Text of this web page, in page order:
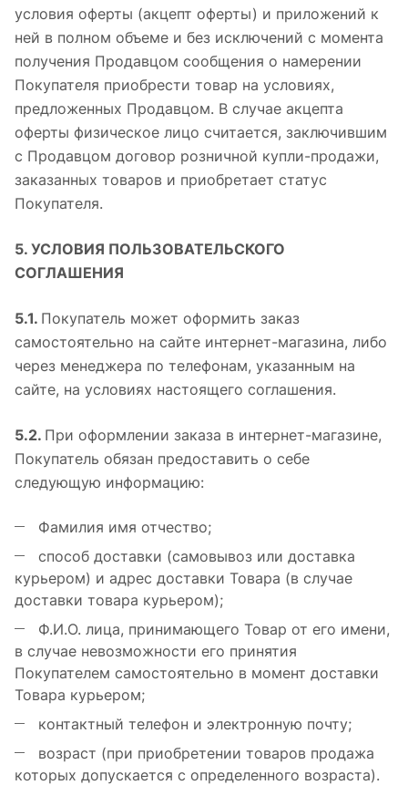
условия оферты (акцепт оферты) и приложений к
ней в полном объеме и без исключений с момента
получения Продавцом сообщения о намерении
Покупателя приобрести товар на условиях,
предложенных Продавцом. В случае акцепта
оферты физическое лицо считается, заключившим
с Продавцом договор розничной купли-продажи,
заказанных товаров и приобретает статус
Покупателя.
5. УСЛОВИЯ ПОЛЬЗОВАТЕЛЬСКОГО
СОГЛАШЕНИЯ
5.1. Покупатель может оформить заказ
самостоятельно на сайте интернет-магазина, либо
через менеджера по телефонам, указанным на
сайте, на условиях настоящего соглашения.
5.2. При оформлении заказа в интернет-магазине,
Покупатель обязан предоставить о себе
следующую информацию:
Фамилия имя отчество;
способ доставки (самовывоз или доставка
курьером) и адрес доставки Товара (в случае
доставки товара курьером);
Ф.И.О. лица, принимающего Товар от его имени,
в случае невозможности его принятия
Покупателем самостоятельно в момент доставки
Товара курьером;
контактный телефон и электронную почту;
возраст (при приобретении товаров продажа
которых допускается с определенного возраста).